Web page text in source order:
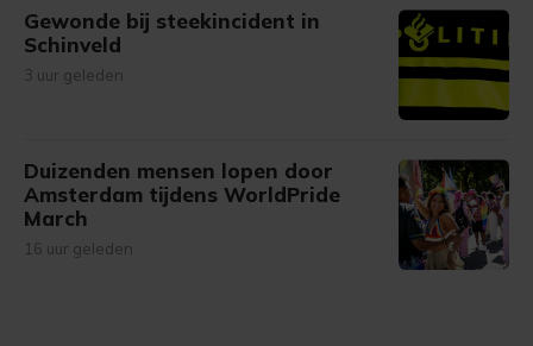
Gewonde bij steekincident in
Schinveld
3 uur geleden
Duizenden mensen lopen door
Amsterdam tijdens WorldPride
March
16 uur geleden